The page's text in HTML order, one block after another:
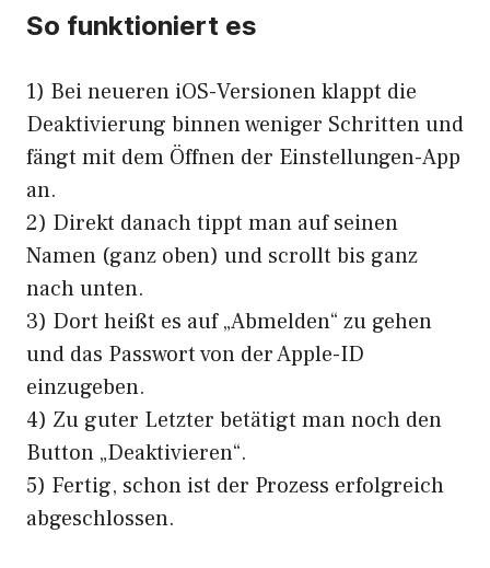
So funktioniert es
1) Bei neueren iOS-Versionen klappt die
Deaktivierung binnen weniger Schritten und
fängt mit dem Öffnen der Einstellungen-App
an.
2) Direkt danach tippt man auf seinen
Namen (ganz oben) und scrollt bis ganz
nach unten.
3) Dort heißt es auf „Abmelden“ zu gehen
und das Passwort von der Apple-ID
einzugeben.
4) Zu guter Letzter betätigt man noch den
Button „Deaktivieren“.
5) Fertig, schon ist der Prozess erfolgreich
abgeschlossen.